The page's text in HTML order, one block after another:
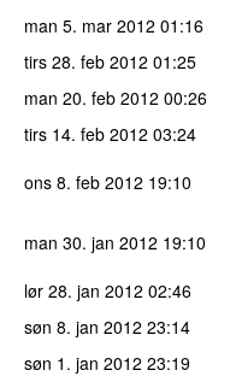
man 5. mar 2012 01:16
tirs 28. feb 2012 01:25
man 20. feb 2012 00:26
tirs 14. feb 2012 03:24
ons 8. feb 2012 19:10
man 30. jan 2012 19:10
lør 28. jan 2012 02:46
søn 8. jan 2012 23:14
søn 1. jan 2012 23:19